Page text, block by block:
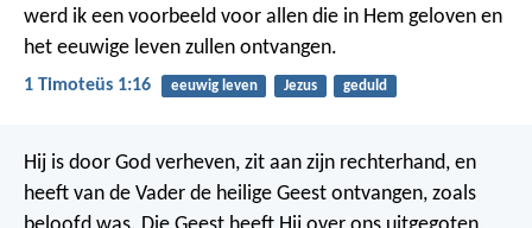
werd ik een voorbeeld voor allen die in Hem geloven en
het eeuwige leven zullen ontvangen.
1 Timoteüs 1:16 eeuwig leven Jezus geduld
Hij is door God verheven, zit aan zijn rechterhand, en
heeft van de Vader de heilige Geest ontvangen, zoals